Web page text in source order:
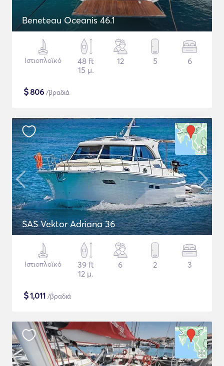
Beneteau Oceanis 46.1
Ιστιοπλοϊκό
48 ft
15 μ.
12 5 6
$806 /βραδιά
SAS Vektor Adriana 36
Ιστιοπλοϊκό
39 ft
12 μ.
6 2 3
$1,011 /βραδιά